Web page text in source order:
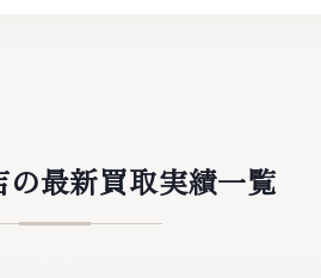
最新買取実績一覧